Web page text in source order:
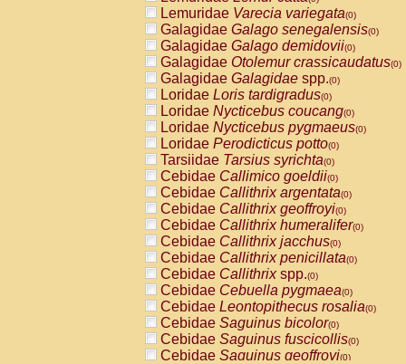
AtelidaeAlouattaspp.(0)
AtelidaeAteles belzebuth(0)
AtelidaeAteles geoffroyi(0)
AtelidaeAteles paniscus(0)
AtelidaeAtelesspp.(0)
Atelidae Lagothrix lagothricha
AtelidaeLagothrix lagothricha cana
PitheciidaeCacajao calvus
PitheciidaeCallicebus cupreus
PitheciidaeCallicebus donacophilus
PitheciidaeCallicebus moloch
PitheciidaeCallicebus torquatus
PitheciidaeCallicebusspp.(0)
PitheciidaeChiropotes satanas(0)
PitheciidaePithecia monachus
PitheciidaePithecia pithecia(0)
CercopithecidaeCercocebus agilis
CercopithecidaeCercocebus
CercopithecidaeCercocebus
CercopithecidaeCercocebus
CercopithecidaeCercocebus
CercopithecidaeCercocebushybrid
Lemuridae Varecia variegata(0)
Galagidae Galago senegalensis(0)
Galagidae Galago demidovii(0)
Galagidae Otolemur crassicaudatus(0)
Galagidae Galagidae spp.(0)
Loridae Loris tardigradus(0)
Loridae Nycticebus coucang(0)
Loridae Nycticebus pygmaeus(0)
Loridae Perodicticus potto(0)
Tarsiidae Tarsius syrichta(0)
Cebidae Callimico goeldii(0)
Cebidae Callithrix argentata(0)
Cebidae Callithrix geoffroyi(0)
Cebidae Callithrix humeralifer(0)
Cebidae Callithrix jacchus(0)
Cebidae Callithrix penicillata(0)
Cebidae Callithrixspp.(0)
Cebidae Cebuella pygmaea(0)
Cebidae Leontopithecus rosalia(0)
Cebidae Saguinus bicolor(0)
Cebidae Saguinus fuscicollis(0)
Cebidae Saguinus geoffroyi(0)